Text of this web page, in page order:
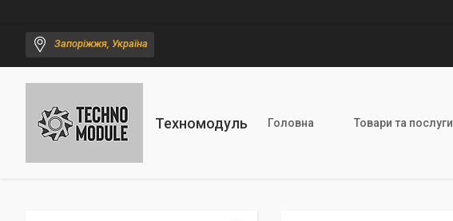
Запоріжжя, Україна
Техномодуль Головна Товари та послуги